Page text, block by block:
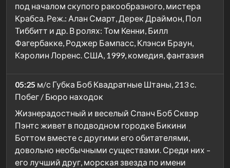
под началом скупого ракообразного, мистера
Крабса. Реж.: Алан Смарт, Дерек Драймон, Пол
Тиббитт и др. В ролях: Том Кенни, Билл
Фагербакке, Роджер Бампасс, Клэнси Браун,
Кэролин Лоренс. США, 1999, комедия, фантазия
05:25 м/с Губка Боб Квадратные Штаны, 213 с.
Побег / Бюро находок
Жизнерадостный и веселый Спанч Боб Сквэр
Пэнтс живет в подводном городке Бикини
Боттом вместе с другими его обитателями,
довольно необычными существами. Среди них –
его лучший друг, морская звезда по имени